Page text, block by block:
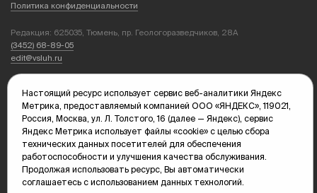
Политика конфиденциальности
Редакция: 625035, Тюмень, пр. Геологоразведчиков, 28А
(3452) 68-89-05
edit@vsluh.ru
kika@vsluh.ru
По вопросам рекламы:
(3452) 68-89-78
kotovaev@sibinformburo.ru
mim@vsluh.ru
Настоящий ресурс использует сервис веб-аналитики Яндекс
Метрика, предоставляемый компанией ООО «ЯНДЕКС», 119021,
Россия, Москва, ул. Л. Толстого, 16 (далее — Яндекс), сервис
Яндекс Метрика использует файлы «cookie» с целью сбора
технических данных посетителей для обеспечения
работоспособности и улучшения качества обслуживания.
Продолжая использовать ресурс, Вы автоматически
соглашаетесь с использованием данных технологий.